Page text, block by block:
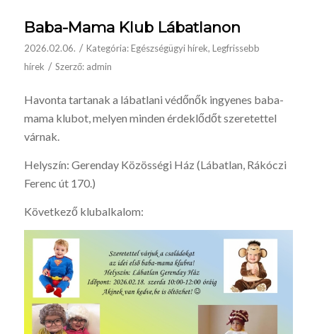
Baba-Mama Klub Lábatlanon
2026.02.06. / Kategória:Egészségügyi hírek, Legfrissebb
hírek / Szerző: admin
Havonta tartanak a lábatlani védőnők ingyenes baba-
mama klubot, melyen minden érdeklődőt szeretettel
várnak.
Helyszín: Gerenday Közösségi Ház (Lábatlan, Rákóczi
Ferenc út 170.)
Következő klubalkalom: